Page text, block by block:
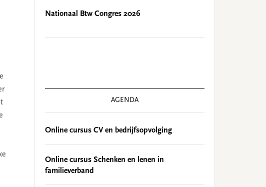
Nationaal Btw Congres 2026
AGENDA
Online cursus CV en bedrijfsopvolging
Online cursus Schenken en lenen in
familieverband